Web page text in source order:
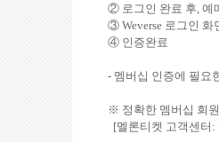
② 로그인 완료 후, 예
③ Weverse 로그인 화
④ 인증완료
- 멤버십 인증에 필요
※ 정확한 멤버십 회
[멜론티켓 고객센터 :